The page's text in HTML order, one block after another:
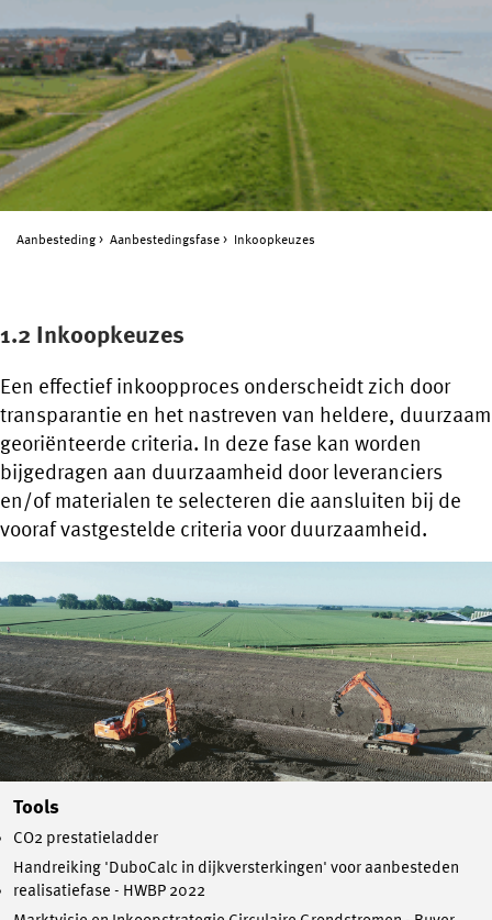
Aanbesteding Aanbestedingsfase Inkoopkeuzes
1.2 Inkoopkeuzes
Een effectief inkoopproces onderscheidt zich door
transparantie en het nastreven van heldere, duurzaam
georiënteerde criteria. In deze fase kan worden
bijgedragen aan duurzaamheid door leveranciers
en/of materialen te selecteren die aansluiten bij de
vooraf vastgestelde criteria voor duurzaamheid.
Tools
CO2 prestatieladder
Handreiking 'DuboCalc in dijkversterkingen' voor aanbesteden
realisatiefase - HWBP 2022